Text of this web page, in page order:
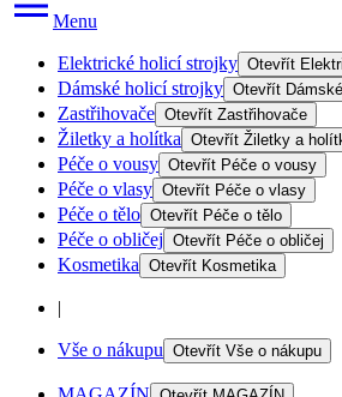
Menu
Elektrické holicí strojky Otevřít
Dámské holicí strojky Otevřít
Zastřihovače Otevřít Zastřihovače
Žiletky a holítka Otevřít Žiletky a
Péče o vousy Otevřít Péče o vousy
Péče o vlasy Otevřít Péče o vlasy
Péče o tělo Otevřít Péče o tělo
Péče o obličej Otevřít Péče o obličej
Kosmetika Otevřít Kosmetika
|
Vše o nákupu Otevřít Vše o nákupu